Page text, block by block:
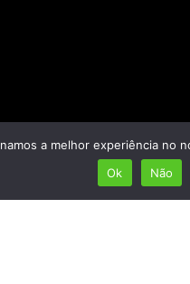
© 2024 Mundo
a melhor experiência
Ok
Não